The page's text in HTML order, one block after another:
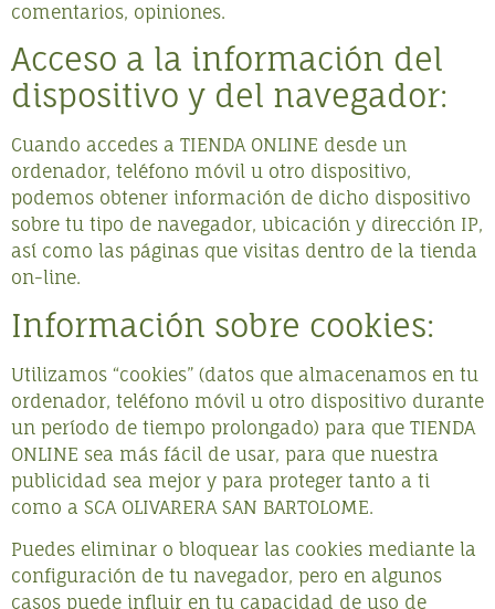
comentarios, opiniones.
Acceso a la información del
dispositivo y del navegador:
Cuando accedes a TIENDA ONLINE desde un
ordenador, teléfono móvil u otro dispositivo,
podemos obtener información de dicho dispositivo
sobre tu tipo de navegador, ubicación y dirección IP,
así como las páginas que visitas dentro de la tienda
on-line.
Información sobre cookies:
Utilizamos “cookies” (datos que almacenamos en tu
ordenador, teléfono móvil u otro dispositivo durante
un período de tiempo prolongado) para que TIENDA
ONLINE sea más fácil de usar, para que nuestra
publicidad sea mejor y para proteger tanto a ti
como a SCA OLIVARERA SAN BARTOLOME.
Puedes eliminar o bloquear las cookies mediante la
configuración de tu navegador, pero en algunos
casos puede influir en tu capacidad de uso de